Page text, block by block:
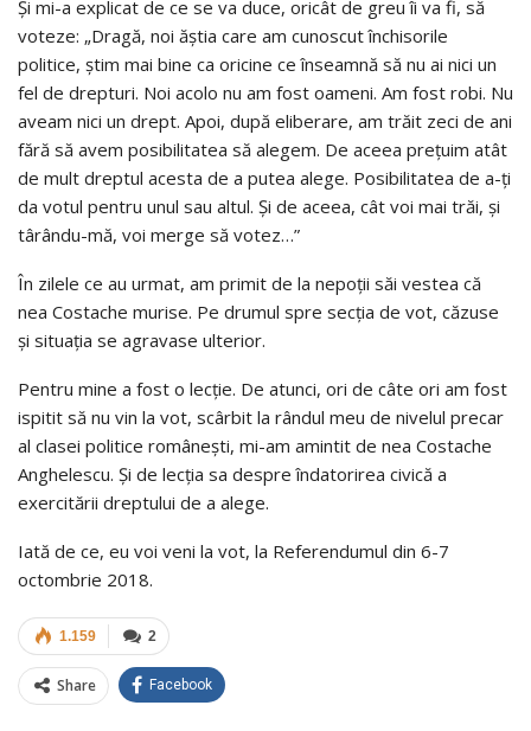
Și mi-a explicat de ce se va duce, oricât de greu îi va fi, să
voteze: „Dragă, noi ăștia care am cunoscut închisorile
politice, știm mai bine ca oricine ce înseamnă să nu ai nici un
fel de drepturi. Noi acolo nu am fost oameni. Am fost robi. Nu
aveam nici un drept. Apoi, după eliberare, am trăit zeci de ani
fără să avem posibilitatea să alegem. De aceea prețuim atât
de mult dreptul acesta de a putea alege. Posibilitatea de a-ți
da votul pentru unul sau altul. Și de aceea, cât voi mai trăi, și
târându-mă, voi merge să votez…”
În zilele ce au urmat, am primit de la nepoții săi vestea că
nea Costache murise. Pe drumul spre secția de vot, căzuse
și situația se agravase ulterior.
Pentru mine a fost o lecție. De atunci, ori de câte ori am fost
ispitit să nu vin la vot, scârbit la rândul meu de nivelul precar
al clasei politice românești, mi-am amintit de nea Costache
Anghelescu. Și de lecția sa despre îndatorirea civică a
exercitării dreptului de a alege.
Iată de ce, eu voi veni la vot, la Referendumul din 6-7
octombrie 2018.
2
1.159
Share Facebook